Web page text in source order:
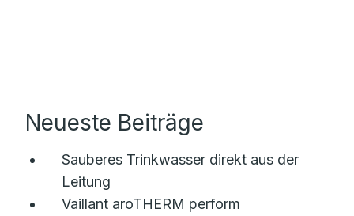
Neueste Beiträge
Sauberes Trinkwasser direkt aus der
Leitung
Vaillant aroTHERM perform